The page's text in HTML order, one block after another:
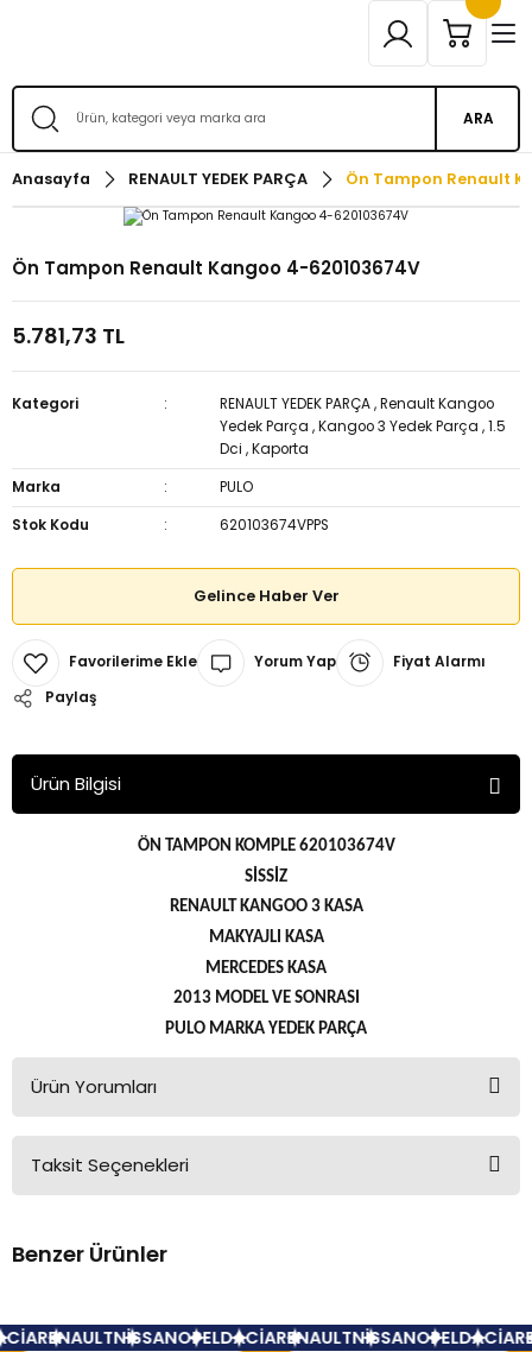
ARA
Anasayfa RENAULT YEDEK PARÇA Ön Tampon Renault
Ön Tampon Renault Kangoo 4-620103674V
5.781,73 TL
Kategori RENAULT YEDEK PARÇA ,Renault Kangoo
Yedek Parça ,Kangoo 3 Yedek Parça ,1.5
Dci ,Kaporta
Marka
PULO
Stok Kodu
620103674VPPS
Gelince Haber Ver
Yorum Yap
Fiyat Alarmı
Paylaş
Ürün Bilgisi
ÖN TAMPON KOMPLE 620103674V
SİSSİZ
RENAULT KANGOO 3 KASA
MAKYAJLI KASA
MERCEDES KASA
2013 MODEL VE SONRASI
PULO MARKA YEDEK PARÇA
Ürün Yorumları
Bu ürüne ilk yorumu siz yapın!
Taksit Seçenekleri
Benzer Ürünler
RENAULTNİSSANOPELDACİARENAULTNİSSANOPELDACİA